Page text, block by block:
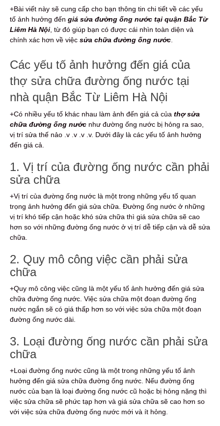
+Bài viết này sẽ cung cấp cho bạn thông tin chi tiết về các yếu
tố ảnh hưởng đến giá sửa đường ống nước tại quận Bắc Từ
Liêm Hà Nội , từ đó giúp bạn có được cái nhìn toàn diện và
chính xác hơn về việc sửa chữa đường ống nước
Các yếu tố ảnh hưởng đến giá của
thợ sửa chữa đường ống nước tại
nhà quận Bắc Từ Liêm Hà Nội
+Có nhiều yếu tố khác nhau làm ảnh đến giá cả của thợ sửa
chữa đường ống nước như đường ống nước bị hỏng ra sao,
vị trí sửa thế nảo .v .v .v .v. Dưới đây là các yếu tố ảnh hưởng
đến giá cả.
1. Vị trí của đường ống nước cần phải
sửa chữa
+Vị trí của đường ống nước là một trong những yếu tố quan
trọng ảnh hưởng đến giá sửa chữa. Đường ống nước ở những
vị trí khó tiếp cận hoặc khó sửa chữa thì giá sửa chữa sẽ cao
hơn so với những đường ống nước ở vị trí dễ tiếp cận và dễ sửa
chữa.
2. Quy mô công việc cần phải sửa
chữa
+Quy mô công việc cũng là một yếu tố ảnh hưởng đến giá sửa
chữa đường ống nước. Việc sửa chữa một đoạn đường ống
nước ngắn sẽ có giá thấp hơn so với việc sửa chữa một đoạn
đường ống nước dài.
3. Loại đường ống nước cần phải sửa
chữa
+Loại đường ống nước cũng là một trong những yếu tố ảnh
hưởng đến giá sửa chữa đường ống nước. Nếu đường ống
nước của bạn là loại đường ống nước cũ hoặc bị hỏng nặng thì
việc sửa chữa sẽ phức tạp hơn và giá sửa chữa sẽ cao hơn so
với việc sửa chữa đường ống nước mới và ít hỏng.